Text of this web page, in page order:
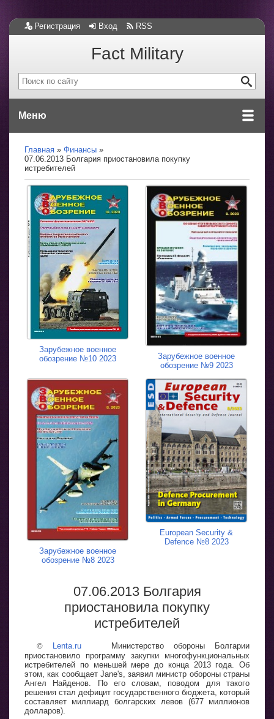
Регистрация Вход RSS
Fact Military
Меню
Главная
Финансы
07.06.2013 Болгария приостановила покупку
истребителей
Зарубежное военное
обозрение №10 2023
Зарубежное военное
обозрение №9 2023
Зарубежное военное
обозрение №8 2023
European Security &
Defence №8 2023
07.06.2013 Болгария
приостановила покупку
истребителей
© Lenta.ru Министерство обороны Болгарии
приостановило программу закупки многофункциональных
истребителей по меньшей мере до конца 2013 года. Об
этом, как сообщает Jane's, заявил министр обороны страны
Ангел Найденов. По его словам, поводом для такого
решения стал дефицит государственного бюджета, который
составляет миллиард болгарских левов (677 миллионов
долларов).